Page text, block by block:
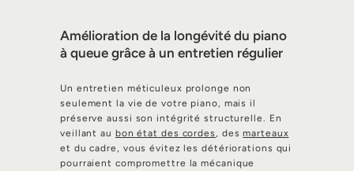
Amélioration de la longévité du piano
à queue grâce à un entretien régulier
Un entretien méticuleux prolonge non
seulement la vie de votre piano, mais il
préserve aussi son intégrité structurelle. En
veillant au bon état des cordes , desmarteaux
et du cadre, vous évitez les détériorations qui
pourraient compromettre la mécanique